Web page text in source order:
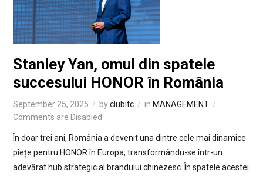
Stanley Yan, omul din spatele
succesului HONOR în România
September 25, 2025 byclubitc in MANAGEMENT
Comments are Disabled
În doar trei ani, România a devenit una dintre cele mai dinamice
piețe pentru HONOR în Europa, transformându-se într-un
adevărat hub strategic al brandului chinezesc. În spatele acestei